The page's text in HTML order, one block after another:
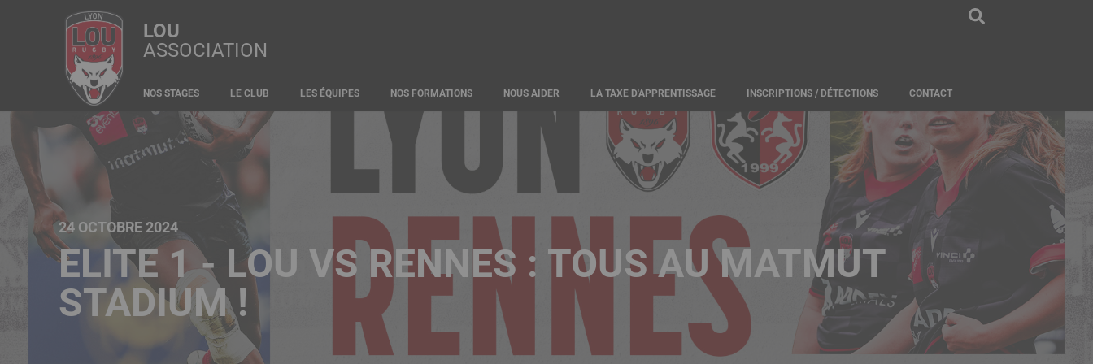
LOU
ASSOCIATION
Navigation
principale
NOS STAGES LE CLUB LES ÉQUIPES NOS FORMATIONS NOUS AIDER LA TAXE D'APPRENTISSAGE INSCRIPTIONS / DÉTECTIONS CONTACT
24 OCTOBRE 2024
ELITE 1 - LOU VS RENNES : TOUS AU MATMUT
STADIUM !
Panneau de gestion des cookies